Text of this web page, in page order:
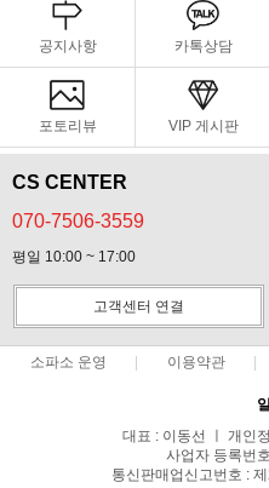
공지사항 카톡상담
포토리뷰 VIP 게시판
CS CENTER
070-7506-3559
평일 10:00 ~ 17:00
고객센터 연결
소파소 운영 이용약관
대표 : 이동선 ㅣ 개인
사업자 등록번
통신판매업신고번호 :